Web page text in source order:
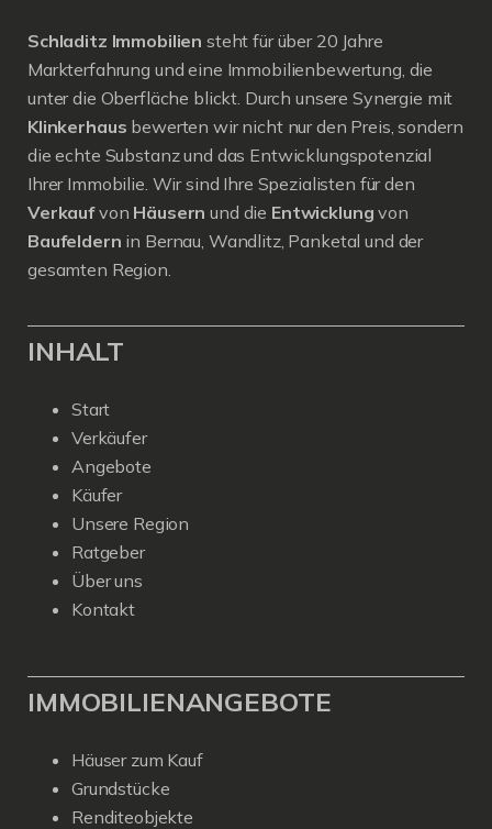
Schladitz Immobilien steht für über 20 Jahre
Markterfahrung und eine Immobilienbewertung, die
unter die Oberfläche blickt. Durch unsere Synergie mit
Klinkerhaus bewerten wir nicht nur den Preis, sondern
die echte Substanz und das Entwicklungspotenzial
Ihrer Immobilie. Wir sind Ihre Spezialisten für den
Verkaufvon Häusern und die Entwicklung von
Baufeldern in Bernau, Wandlitz, Panketal und der
gesamten Region.
INHALT
Start
Verkäufer
Angebote
Käufer
Unsere Region
Ratgeber
Über uns
Kontakt
IMMOBILIENANGEBOTE
Häuser zum Kauf
Grundstücke
Renditeobjekte